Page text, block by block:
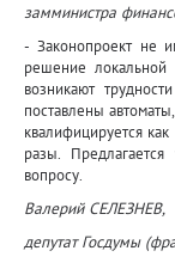
замминистра
- Законопроект не
решение локальной
возникают
поставлены
квалифицируется
разы.
вопросу.
Валерий СЕЛЕЗНЕВ,
депутат Госдумы